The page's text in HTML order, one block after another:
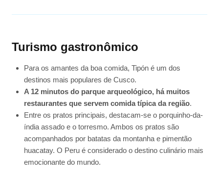
Turismo gastronômico
Para os amantes da boa comida, Tipón é um dos
destinos mais populares de Cusco.
A 12 minutos do parque arqueológico, há muitos
restaurantes que servem comida típica da região.
Entre os pratos principais, destacam-se o porquinho-da-
índia assado e o torresmo. Ambos os pratos são
acompanhados por batatas da montanha e pimentão
huacatay. O Peru é considerado o destino culinário mais
emocionante do mundo.